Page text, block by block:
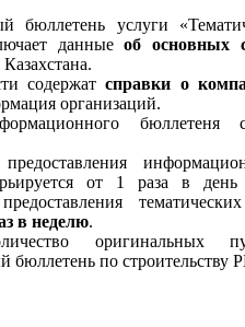
бюллетень услуги
данныеоб основных
содержатсправки о
организаций.
от 1 раза в
предоставления
в неделю.
оригинальных
по строительству